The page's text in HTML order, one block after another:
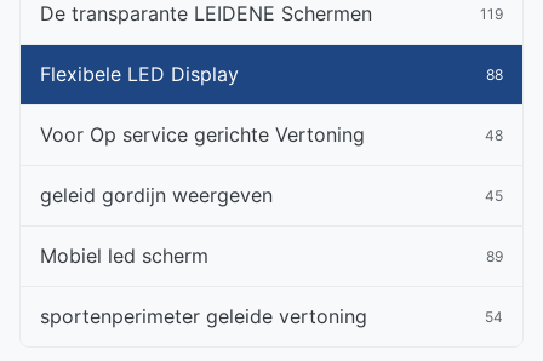
De transparante LEIDENE Schermen 119
Flexibele LED Display 88
Voor Op service gerichte Vertoning 48
geleid gordijn weergeven 45
Mobiel led scherm 89
sportenperimeter geleide vertoning 54